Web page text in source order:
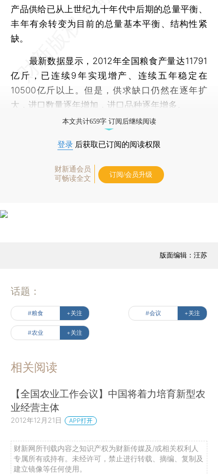
产品供给已从上世纪九十年代中后期的总量平衡、
丰年有余转变为目前的总量基本平衡、结构性紧
缺。
最新数据显示，2012年全国粮食产量达11791
亿斤，已连续9年实现增产、连续五年稳定在
10500亿斤以上。但是，供求缺口仍然在逐年扩
大，进口数量逐年增加，进口品种逐年增多。
本文共计659字 订阅后继续阅读
登录 后获取已订阅的阅读权限
财新通会员
可畅读全文
订阅/会员升级
版面编辑：汪苏
话题：
#粮食 +关注 #会议 +关注
#农业 +关注
相关阅读
【全国农业工作会议】中国将着力培育新型农
业经营主体
2012年12月21日 APP打开
财新网所刊载内容之知识产权为财新传媒及/或相关权利人
专属所有或持有。未经许可，禁止进行转载、摘编、复制及
建立镜像等任何使用。